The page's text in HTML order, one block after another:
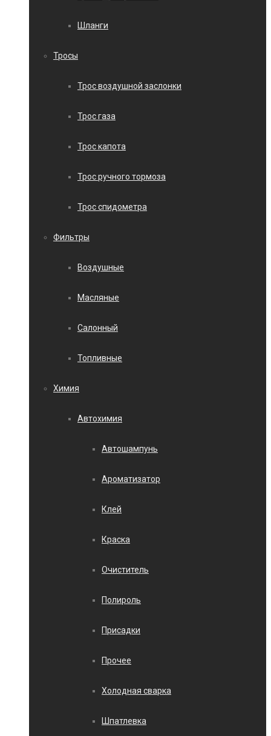
Шланги
Тросы
Трос воздушной заслонки
Трос газа
Трос капота
Трос ручного тормоза
Трос спидометра
Фильтры
Воздушные
Масляные
Салонный
Топливные
Химия
Автохимия
Автошампунь
Ароматизатор
Клей
Краска
Очиститель
Полироль
Присадки
Прочее
Холодная сварка
Шпатлевка